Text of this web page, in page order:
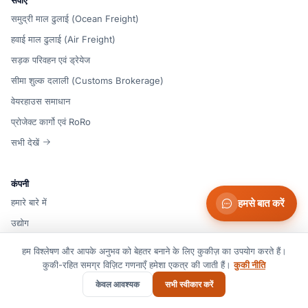
समुद्री माल ढुलाई (Ocean Freight)
हवाई माल ढुलाई (Air Freight)
सड़क परिवहन एवं ड्रेयेज
सीमा शुल्क दलाली (Customs Brokerage)
वेयरहाउस समाधान
प्रोजेक्ट कार्गो एवं RoRo
सभी देखें
कंपनी
हमारे बारे में
उद्योग
ब्लॉग एवं अंतर्दृष्टि
हमसे बात करें
हम विश्लेषण और आपके अनुभव को बेहतर बनाने के लिए कुकीज़ का उपयोग करते हैं।
कुकी-रहित समग्र विज़िट गणनाएँ हमेशा एकत्र की जाती हैं।कुकी नीति
केवल आवश्यक सभी स्वीकार करें